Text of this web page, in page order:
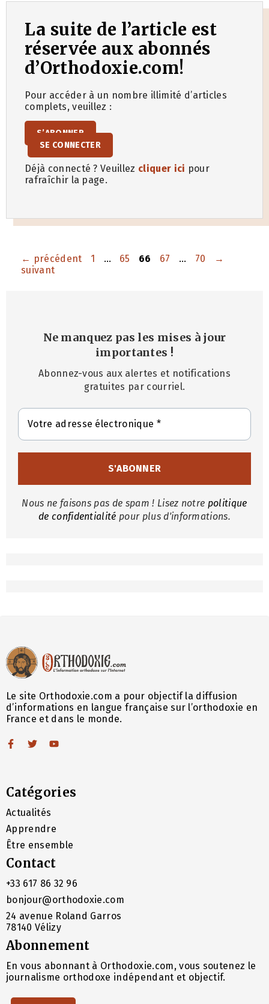
La suite de l’article est
réservée aux abonnés
d’Orthodoxie.com!
Pour accéder à un nombre illimité d’articles
complets, veuillez :
S’ABONNER
SE CONNECTER
Déjà connecté ? Veuillez cliquer ici pour
rafraîchir la page.
← précédent Page
1 … Page
65 Page
66 Page
67 … Page
70
→
suivant
Ne manquez pas les mises à jour
importantes !
Abonnez-vous aux alertes et notifications
gratuites par courriel.
Nous ne faisons pas de spam ! Lisez notre politique
de confidentialité pour plus d'informations.
Le site Orthodoxie.com a pour objectif la diffusion
d’informations en langue française sur l’orthodoxie en
France et dans le monde.
Catégories
Actualités
Apprendre
Être ensemble
Contact
+33 617 86 32 96
bonjour@orthodoxie.com
24 avenue Roland Garros
78140 Vélizy
Abonnement
En vous abonnant à Orthodoxie.com, vous soutenez le
journalisme orthodoxe indépendant et objectif.